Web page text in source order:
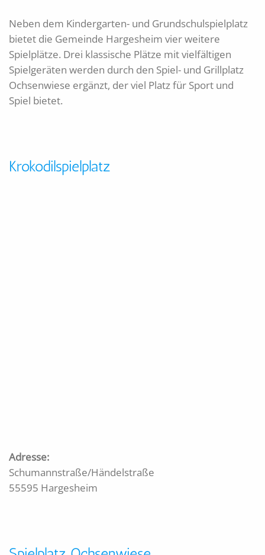
Neben dem Kindergarten- und Grundschulspielplatz
bietet die Gemeinde Hargesheim vier weitere
Spielplätze. Drei klassische Plätze mit vielfältigen
Spielgeräten werden durch den Spiel- und Grillplatz
Ochsenwiese ergänzt, der viel Platz für Sport und
Spiel bietet.
Krokodilspielplatz
Adresse:
Schumannstraße/Händelstraße
55595 Hargesheim